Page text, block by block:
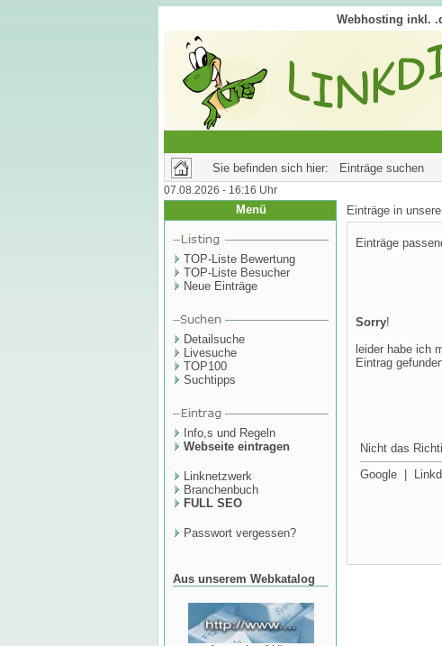
Webhosting inkl.
Sie befinden sich hier: Einträge suchen
07.08.2026 - 16:16 Uhr
Menü
TOP-Liste Bewertung
TOP-Liste Besucher
Neue Einträge
Detailsuche
Livesuche
TOP100
Suchtipps
Info,s und Regeln
Webseite eintragen
Linknetzwerk
Branchenbuch
FULL SEO
Passwort vergessen?
Aus unserem Webkatalog
Einträge in
Einträge
Sorry!
leider habe ich
Eintrag
Nicht das
Google